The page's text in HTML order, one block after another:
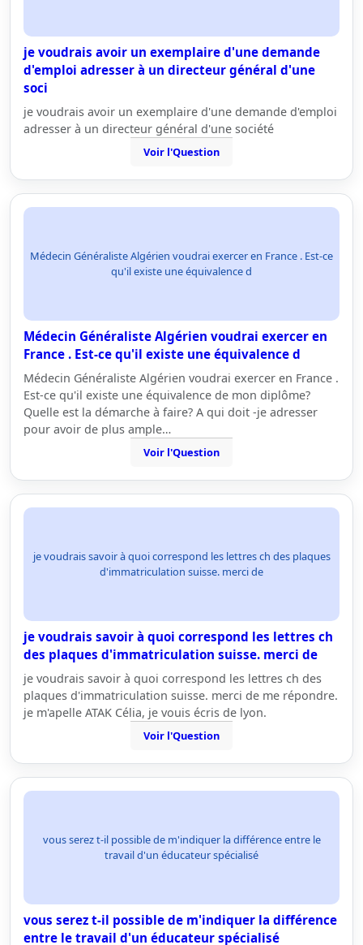
je voudrais avoir un exemplaire d'une demande
d'emploi adresser à un directeur général d'une
soci
je voudrais avoir un exemplaire d'une demande d'emploi
adresser à un directeur général d'une société
Voir l'Question
Médecin Généraliste Algérien voudrai exercer en France . Est-ce
qu'il existe une équivalence d
Médecin Généraliste Algérien voudrai exercer en
France . Est-ce qu'il existe une équivalence d
Médecin Généraliste Algérien voudrai exercer en France .
Est-ce qu'il existe une équivalence de mon diplôme?
Quelle est la démarche à faire? A qui doit -je adresser
pour avoir de plus ample…
Voir l'Question
je voudrais savoir à quoi correspond les lettres ch des plaques
d'immatriculation suisse. merci de
je voudrais savoir à quoi correspond les lettres ch
des plaques d'immatriculation suisse. merci de
je voudrais savoir à quoi correspond les lettres ch des
plaques d'immatriculation suisse. merci de me répondre.
je m'apelle ATAK Célia, je vouis écris de lyon.
Voir l'Question
vous serez t-il possible de m'indiquer la différence entre le
travail d'un éducateur spécialisé
vous serez t-il possible de m'indiquer la différence
entre le travail d'un éducateur spécialisé